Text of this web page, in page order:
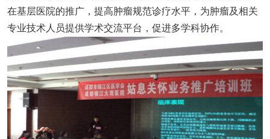
在基层医院的推广，提高肿瘤规范诊疗水平，为肿瘤及相关
专业技术人员提供学术交流平台，促进多学科协作。